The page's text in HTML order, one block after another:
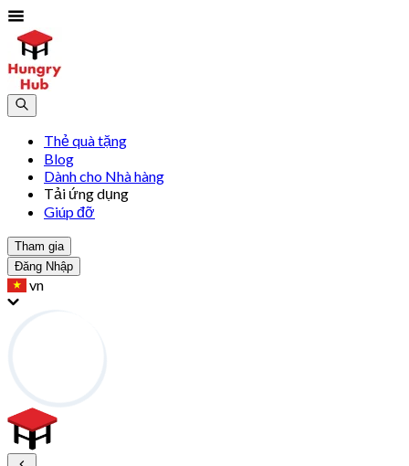
Thẻ quà tặng
Blog
Dành cho Nhà hàng
Tải ứng dụng
Giúp đỡ
Tham gia
Đăng Nhập
vn